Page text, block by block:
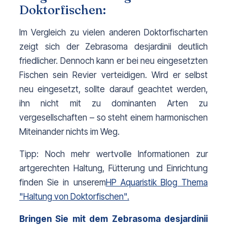
Doktorfischen:
Im Vergleich zu vielen anderen Doktorfischarten
zeigt sich der Zebrasoma desjardinii deutlich
friedlicher. Dennoch kann er bei neu eingesetzten
Fischen sein Revier verteidigen. Wird er selbst
neu eingesetzt, sollte darauf geachtet werden,
ihn nicht mit zu dominanten Arten zu
vergesellschaften – so steht einem harmonischen
Miteinander nichts im Weg.
Tipp: Noch mehr wertvolle Informationen zur
artgerechten Haltung, Fütterung und Einrichtung
finden Sie in unseremHP Aquaristik Blog Thema
"Haltung von Doktorfischen".
Bringen Sie mit dem Zebrasoma desjardinii